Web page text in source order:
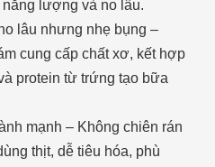
năng lượng và no lâu.
lâu nhưng nhẹ bụng –
cung cấp chất xơ, kết hợp
protein từ trứng tạo bữa
mạnh – Không chiên rán
thịt, dễ tiêu hóa, phù